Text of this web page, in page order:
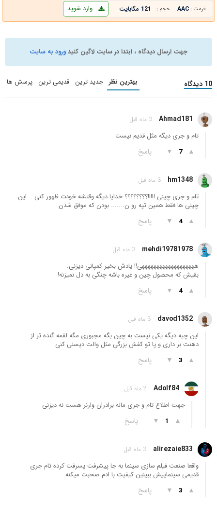
فرمت : AAC حجم : 121 مگابایت وارد شوید
جهت ارسال دیدگاه ، ابتدا در سایت لاگین کنیدورود به سایت
10 دیدگاه بهترین نظر جدید ترین قدیمی ترین پرسش ها
Ahmad181 3 ماه قبل
تام و جری دیگه مثل قدیم نیست
▲
7
▼ پاسخ
hm1348 3 ماه قبل
تام و جری چینی !!!!!؟؟؟؟؟؟؟؟ خدایا دیگه وقتشه خودت ظهور کنی .. این
چینی ها فقط همین تپه رو ن....... بودن که موفق شدن
▲
4
▼ پاسخ
mehdi19781978 3 ماه قبل
هههههههههههههههههههی!! یادش بخیر کمپانی دیزنی.
بقیش که محصول چین و غیره باشه چنگی به دل نمیزنه!
▲
4
▼ پاسخ
davod1352 3 ماه قبل
این چیه دیگه یکی نیست به چین بگه مجبوری مگه لقمه گنده تر از
دهنت بر داری و پا تو کفش بزرگی مثل والت دیسنی کنی
▲
3
▼ پاسخ
Adolf84 2 ماه قبل
جهت اطلاع تام و جری ماله برادران وارنر هست نه دیزنی
▲
1
▼ پاسخ
alirezaie833 3 ماه قبل
واقعا صنعت فیلم سازی سینما به جا پیشرفت پسرفت کرده تام جری
قدیمی سینماییش ببینین کیفیت با ادم صحبت میکنه.
▲
3
▼ پاسخ